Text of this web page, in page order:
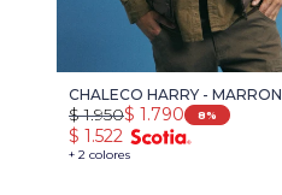
CHALECO HARRY - MARRON
+ 2 colores
$ 1.790
$ 1.950 8
$ 1.522